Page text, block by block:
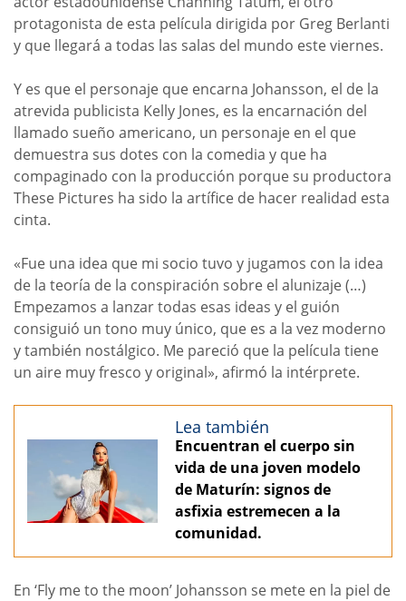
protagonista de esta película dirigida por Greg Berlanti
y que llegará a todas las salas del mundo este viernes.
Y es que el personaje que encarna Johansson, el de la
atrevida publicista Kelly Jones, es la encarnación del
llamado sueño americano, un personaje en el que
demuestra sus dotes con la comedia y que ha
compaginado con la producción porque su productora
These Pictures ha sido la artífice de hacer realidad esta
cinta.
«Fue una idea que mi socio tuvo y jugamos con la idea
de la teoría de la conspiración sobre el alunizaje (…)
Empezamos a lanzar todas esas ideas y el guión
consiguió un tono muy único, que es a la vez moderno
y también nostálgico. Me pareció que la película tiene
un aire muy fresco y original», afirmó la intérprete.
Lea también
Encuentran el cuerpo sin
vida de una joven modelo
de Maturín: signos de
asfixia estremecen a la
comunidad.
En ‘Fly me to the moon’ Johansson se mete en la piel de